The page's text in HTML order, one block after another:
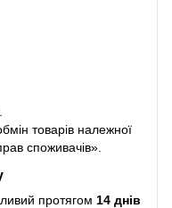
товарів належної
споживачів»
протягом 14 днів